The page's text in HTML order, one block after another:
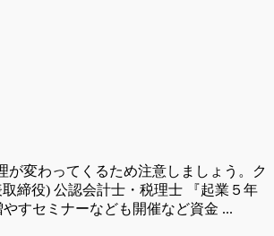
変わってくるため注意しましょう。ク
締役) 公認会計士・税理士 『起業５年
すセミナーなども開催など資金 ...